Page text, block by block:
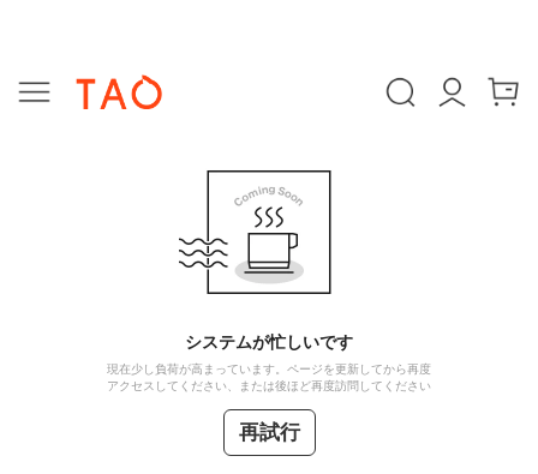
システムが忙しいです
現在少し負荷が高まっています。ページを更新してから再度
アクセスしてください、または後ほど再度訪問してください
再試行